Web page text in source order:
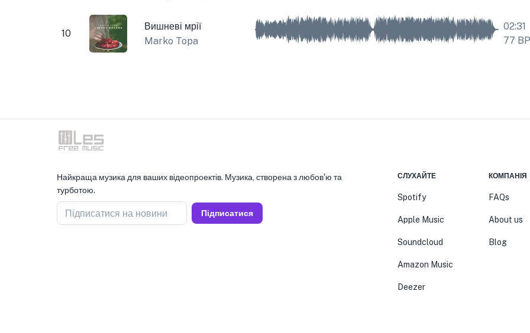
10
Вишневі мрії
Marko Topa
02:31
77
Найкраща музика для ваших відеопроектів. Музика, створена з любов'ю та
турботою.
Підписатися на новини Підписатися
СЛУХАЙТЕ
Spotify
Apple Music
Soundcloud
Amazon Music
Deezer
КОМПАНІЯ
FAQs
About us
Blog